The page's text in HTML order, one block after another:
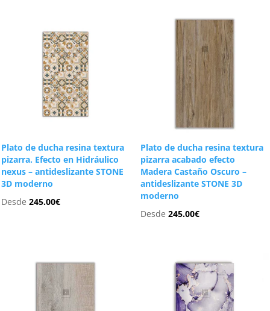
Plato de ducha resina textura
pizarra. Efecto en Hidráulico
nexus – antideslizante STONE
3D moderno
Desde245.00€
Plato de ducha resina textura
pizarra acabado efecto
Madera Castaño Oscuro –
antideslizante STONE 3D
moderno
Desde 245.00€